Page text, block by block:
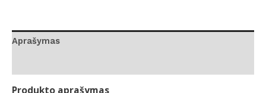
Aprašymas
Produkto aprašymas